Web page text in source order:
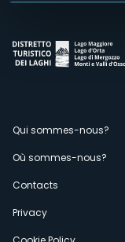
Menù
Qui sommes-nous?
Où sommes-nous?
Contacts
Privacy